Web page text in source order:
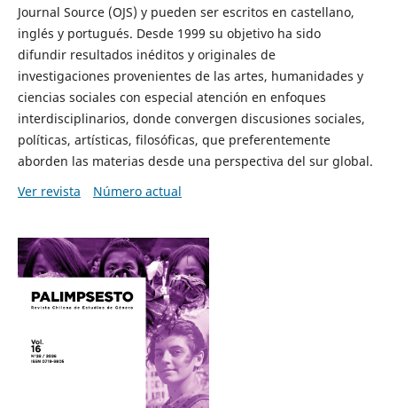
Journal Source (OJS) y pueden ser escritos en castellano,
inglés y portugués. Desde 1999 su objetivo ha sido
difundir resultados inéditos y originales de
investigaciones provenientes de las artes, humanidades y
ciencias sociales con especial atención en enfoques
interdisciplinarios, donde convergen discusiones sociales,
políticas, artísticas, filosóficas, que preferentemente
aborden las materias desde una perspectiva del sur global.
Ver revista
Número actual